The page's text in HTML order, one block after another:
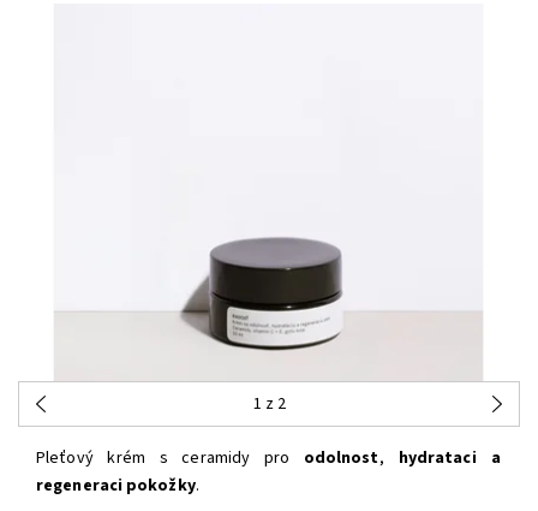
1 z 2
Pleťový krém s ceramidy pro odolnost, hydrataci a
regeneraci pokožky.